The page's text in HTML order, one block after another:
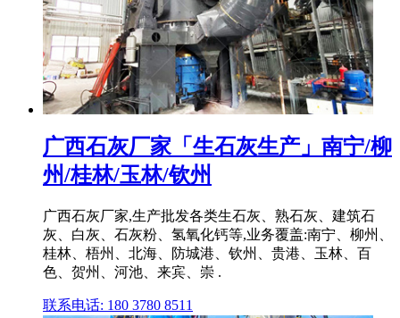
广西石灰厂家「生石灰生产」南宁/柳
州/桂林/玉林/钦州
广西石灰厂家,生产批发各类生石灰、熟石灰、建筑石
灰、白灰、石灰粉、氢氧化钙等,业务覆盖:南宁、柳州、
桂林、梧州、北海、防城港、钦州、贵港、玉林、百
色、贺州、河池、来宾、崇 .
联系电话: 180 3780 8511